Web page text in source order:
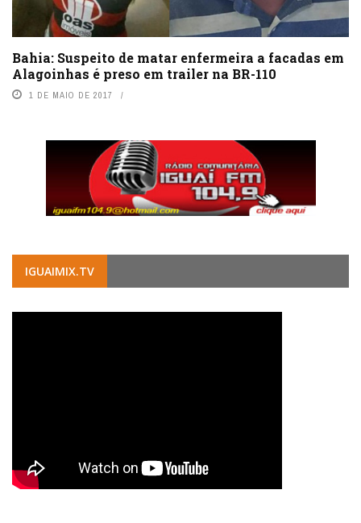
Bahia: Suspeito de matar enfermeira a facadas em
Alagoinhas é preso em trailer na BR-110
1 DE MAIO DE 2017
IGUAIMIX.TV